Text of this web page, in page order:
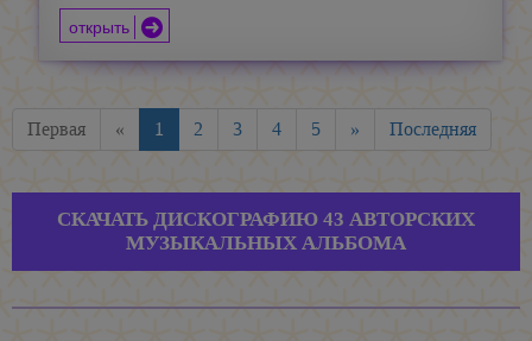
открыть
Первая « 1 2 3 4 5 » Последняя
СКАЧАТЬ ДИСКОГРАФИЮ 43 АВТОРСКИХ
МУЗЫКАЛЬНЫХ АЛЬБОМА